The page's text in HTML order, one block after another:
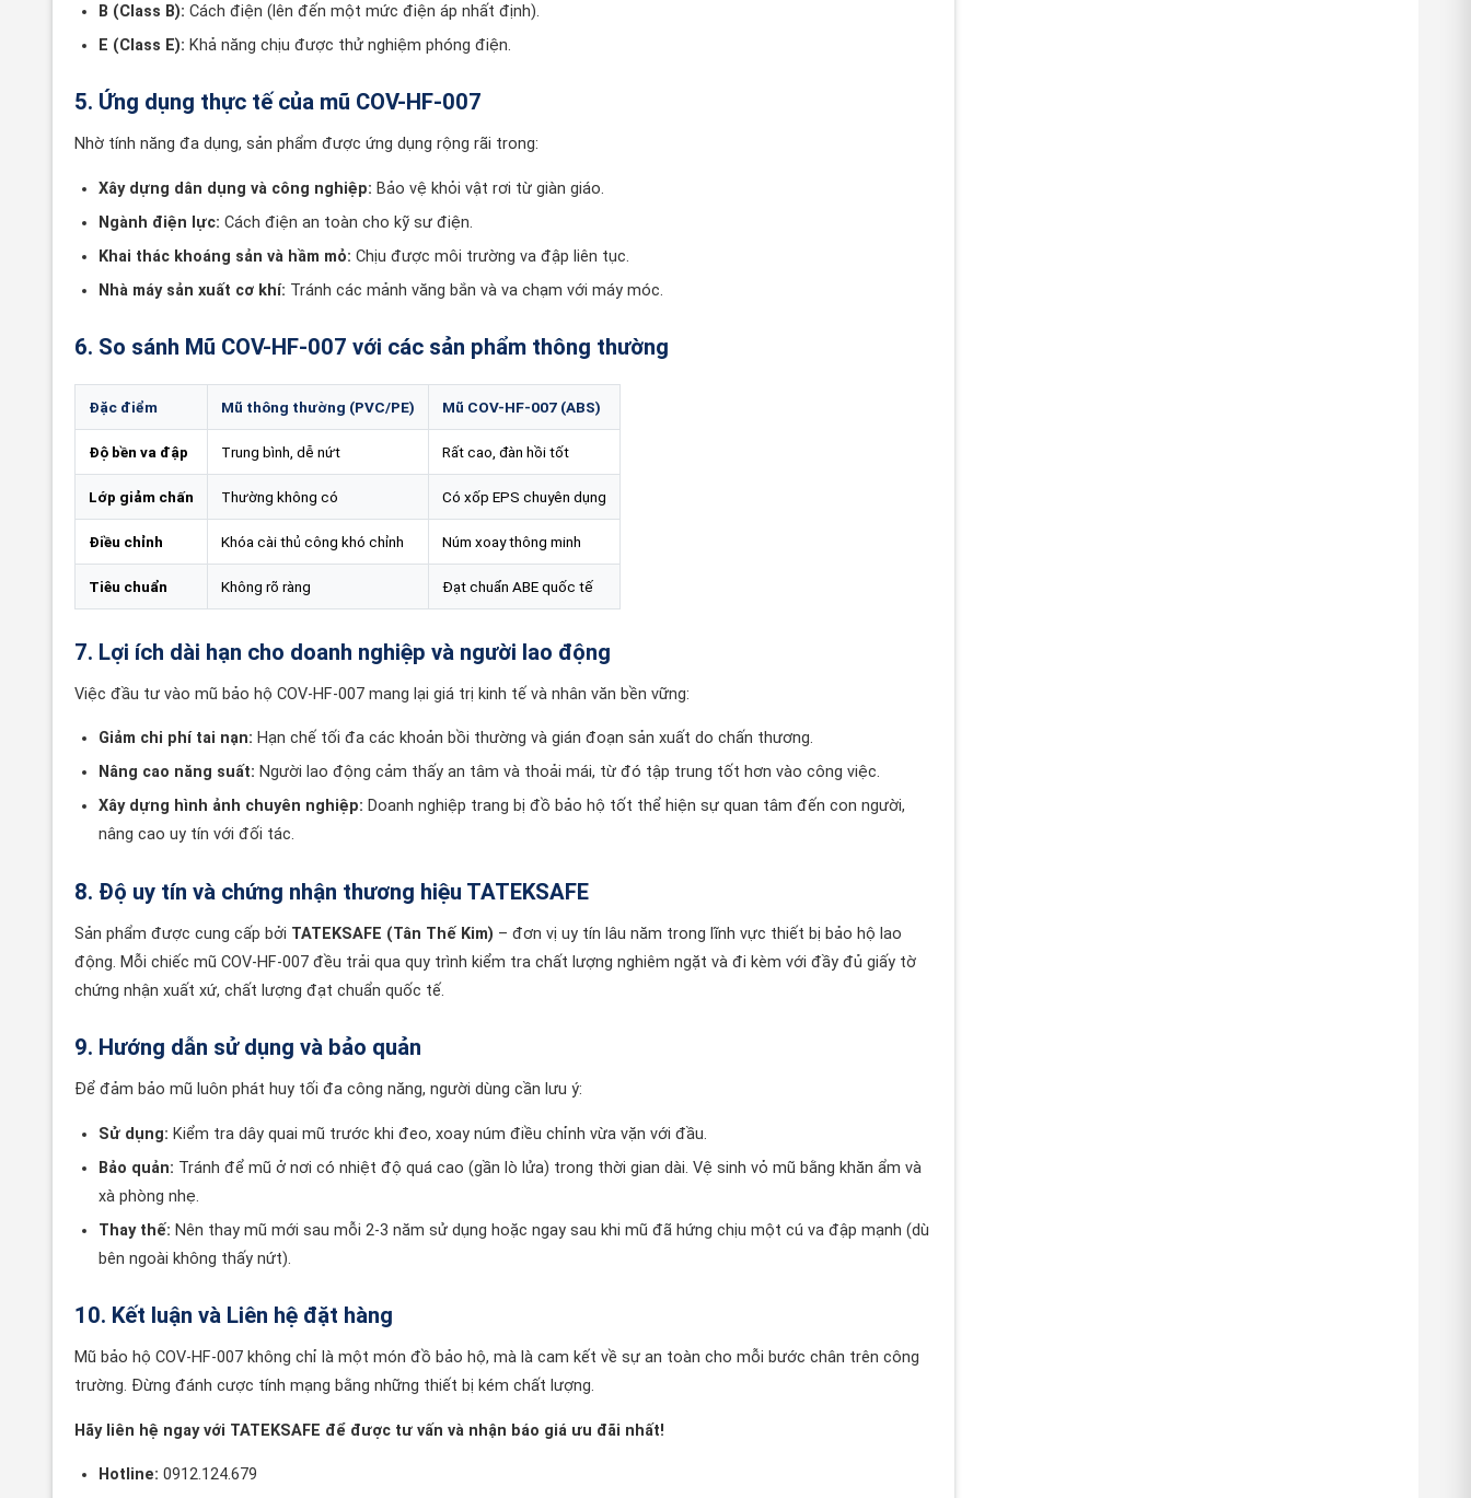
B (Class B): Cách điện (lên đến một mức điện áp nhất định).
E (Class E): Khả năng chịu được thử nghiệm phóng điện.
5. Ứng dụng thực tế của mũ COV-HF-007
Nhờ tính năng đa dụng, sản phẩm được ứng dụng rộng rãi trong:
Xây dựng dân dụng và công nghiệp: Bảo vệ khỏi vật rơi từ giàn giáo.
Ngành điện lực: Cách điện an toàn cho kỹ sư điện.
Khai thác khoáng sản và hầm mỏ: Chịu được môi trường va đập liên tục.
Nhà máy sản xuất cơ khí: Tránh các mảnh văng bắn và va chạm với máy móc.
6. So sánh Mũ COV-HF-007 với các sản phẩm thông thường
Đặc điểm Mũ thông thường (PVC/PE) Mũ COV-HF-007 (ABS)
Độ bền va đập Trung bình, dễ nứt Rất cao, đàn hồi tốt
Lớp giảm chấn Thường không có Có xốp EPS chuyên dụng
Điều chỉnh Khóa cài thủ công khó chỉnh Núm xoay thông minh
Tiêu chuẩn Không rõ ràng Đạt chuẩn ABE quốc tế
7. Lợi ích dài hạn cho doanh nghiệp và người lao động
Việc đầu tư vào mũ bảo hộ COV-HF-007 mang lại giá trị kinh tế và nhân văn bền vững:
Giảm chi phí tai nạn: Hạn chế tối đa các khoản bồi thường và gián đoạn sản xuất do chấn thương.
Nâng cao năng suất: Người lao động cảm thấy an tâm và thoải mái, từ đó tập trung tốt hơn vào công việc.
Xây dựng hình ảnh chuyên nghiệp: Doanh nghiệp trang bị đồ bảo hộ tốt thể hiện sự quan tâm đến con người,
nâng cao uy tín với đối tác.
8. Độ uy tín và chứng nhận thương hiệu TATEKSAFE
Sản phẩm được cung cấp bởi TATEKSAFE (Tân Thế Kim) – đơn vị uy tín lâu năm trong lĩnh vực thiết bị bảo hộ lao
động. Mỗi chiếc mũ COV-HF-007 đều trải qua quy trình kiểm tra chất lượng nghiêm ngặt và đi kèm với đầy đủ giấy tờ
chứng nhận xuất xứ, chất lượng đạt chuẩn quốc tế.
9. Hướng dẫn sử dụng và bảo quản
Để đảm bảo mũ luôn phát huy tối đa công năng, người dùng cần lưu ý:
Sử dụng: Kiểm tra dây quai mũ trước khi đeo, xoay núm điều chỉnh vừa vặn với đầu.
Bảo quản: Tránh để mũ ở nơi có nhiệt độ quá cao (gần lò lửa) trong thời gian dài. Vệ sinh vỏ mũ bằng khăn ẩm và
xà phòng nhẹ.
Thay thế: Nên thay mũ mới sau mỗi 2-3 năm sử dụng hoặc ngay sau khi mũ đã hứng chịu một cú va đập mạnh (dù
bên ngoài không thấy nứt).
10. Kết luận và Liên hệ đặt hàng
Mũ bảo hộ COV-HF-007 không chỉ là một món đồ bảo hộ, mà là cam kết về sự an toàn cho mỗi bước chân trên công
trường. Đừng đánh cược tính mạng bằng những thiết bị kém chất lượng.
Hãy liên hệ ngay với TATEKSAFE để được tư vấn và nhận báo giá ưu đãi nhất!
Hotline: 0912.124.679